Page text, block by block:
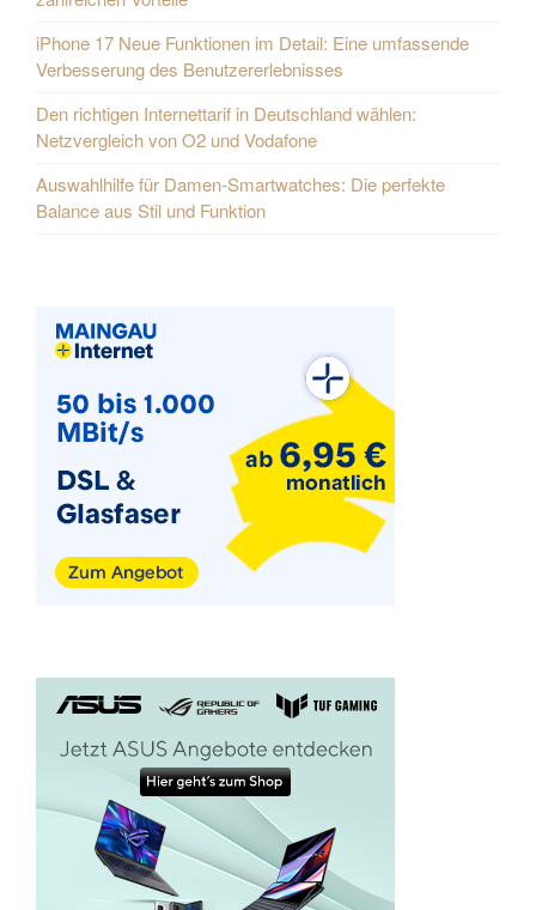
iPhone 17 Neue Funktionen im Detail: Eine umfassende
Verbesserung des Benutzererlebnisses
Den richtigen Internettarif in Deutschland wählen:
Netzvergleich von O2 und Vodafone
Auswahlhilfe für Damen-Smartwatches: Die perfekte
Balance aus Stil und Funktion